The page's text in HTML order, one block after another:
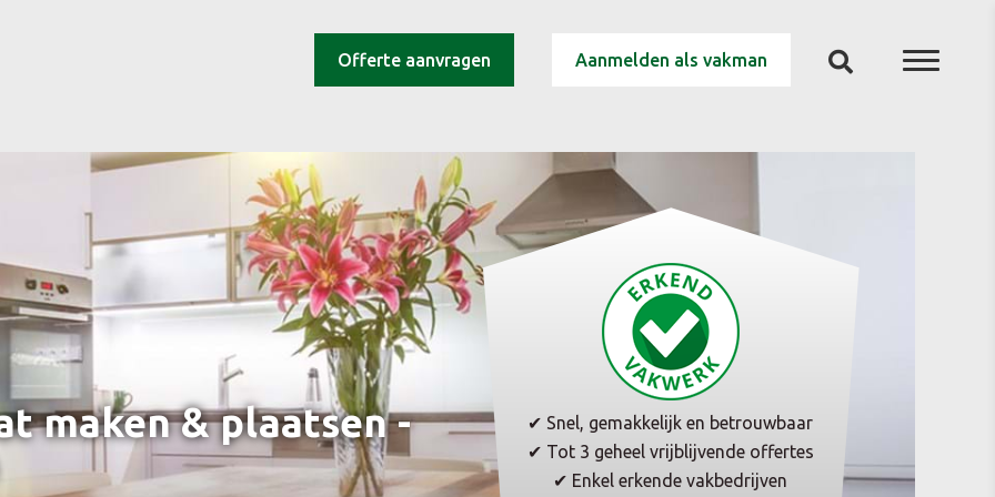
Offerte aanvragen Aanmelden als vakman
maken & plaatsen -
✔ Snel, gemakkelijk en betrouwbaar
✔ Tot 3 geheel vrijblijvende offertes
✔ Enkel erkende vakbedrijven